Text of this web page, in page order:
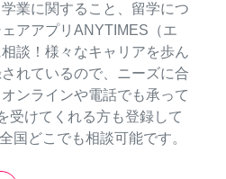
業に関すること、留学につ
アアプリANYTIMES（エ
談！様々なキャリアを歩ん
れているので、ニーズに合
ンラインや電話でも承って
受けてくれる方も登録して
国どこでも相談可能です。